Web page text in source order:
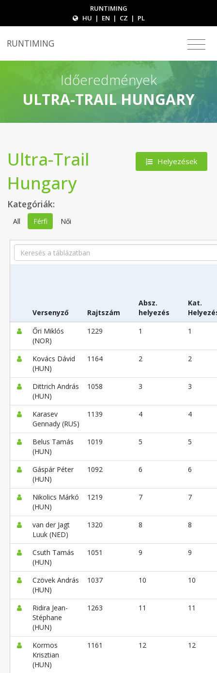
RUNTIMING
HU | EN | CZ | PL
RUNTIMING
Időeredmények
ULTRA-TRAIL HUNGARY
Helyezések
Ultra-Trail
Hungary
Kategóriák:
All Férfi Női
Search
Versenyző Rajtszám
Absz.
helyezés
Kat.
Őri Miklós
(NOR)
1229 1 1
Kovács Dávid
(HUN)
1164 2 2
Dittrich András
(HUN)
1058 3 3
Karasev
Gennady (RUS)
1139 4 4
Belus Tamás
(HUN)
1019 5 5
Gáspár Péter
(HUN)
1092 6 6
Nikolics Márkó
(HUN)
1219 7 7
van der Jagt
Luuk (NED)
1320 8 8
Csuth Tamás
(HUN)
1051 9 9
Czövek András
(HUN)
1037 10 10
Ridira Jean-
Stéphane
(HUN)
1263 11 11
Kormos
Krisztian
(HUN)
1161 12 12